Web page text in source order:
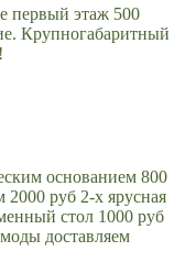
первый этаж 500
Крупногабаритный
основанием 800
руб 2-х ярусная
стол 1000 руб
доставляем